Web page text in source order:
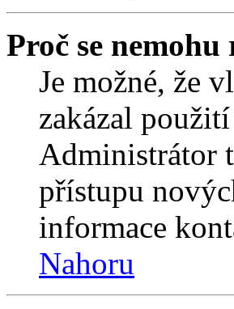
Proč se
Je možné, že
zakázal
Administrátor
přístupu
informace
Nahoru